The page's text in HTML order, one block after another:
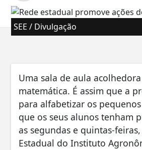
SEE / Divulgação
Uma sala de aula
matemática. É assim que a
para alfabetizar os
que os seus alunos tenham
as segundas e quintas-
Estadual do Instituto